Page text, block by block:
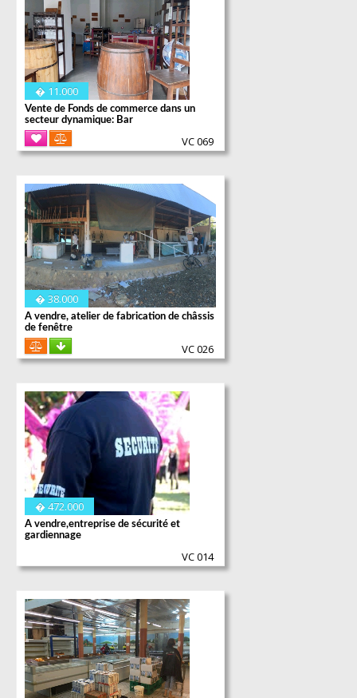
� 11.000
Vente de Fonds de commerce dans un
secteur dynamique: Bar
VC 069
� 38.000
Atelier de fabrication de châssis de
fenêtre:
FDC + Outillage+ 1 véhicule de société+
terrain 300 m²
A vendre, atelier de fabrication de châssis
de fenêtre
VC 026
� 472.000
Entreprise de sécurité et de gardiennage
Société en plein développement
Chiffre d'affaire intéressant
En règle d'autorisation.
A vendre,entreprise de sécurité et
gardiennage
VC 014
Supermarché de 400 m²
avec boucherie et produits frais
Contrat de bail commercial 3/6/9
Bonne rentabilité.